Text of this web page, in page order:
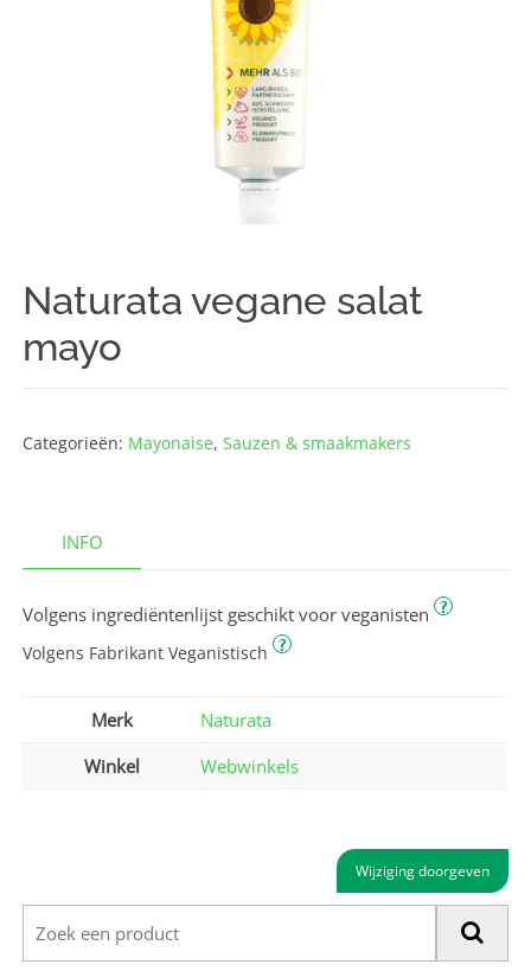
Naturata vegane salat
mayo
Categorieën: Mayonaise,Sauzen & smaakmakers
INFO
Volgens ingrediëntenlijst geschikt voor veganisten ?
Volgens Fabrikant Veganistisch ?
Merk
Naturata
Winkel
Webwinkels
Wijziging doorgeven